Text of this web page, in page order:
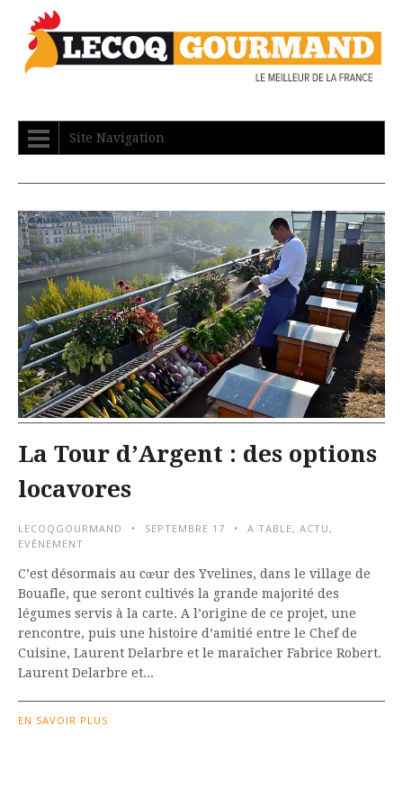
Site Navigation
La Tour d’Argent : des options
locavores
LECOQGOURMAND SEPTEMBRE 17 A TABLE, ACTU ,
EVÈNEMENT
C’est désormais au cœur des Yvelines, dans le village de
Bouafle, que seront cultivés la grande majorité des
légumes servis à la carte. A l’origine de ce projet, une
rencontre, puis une histoire d’amitié entre le Chef de
Cuisine, Laurent Delarbre et le maraîcher Fabrice Robert.
Laurent Delarbre et...
EN SAVOIR PLUS